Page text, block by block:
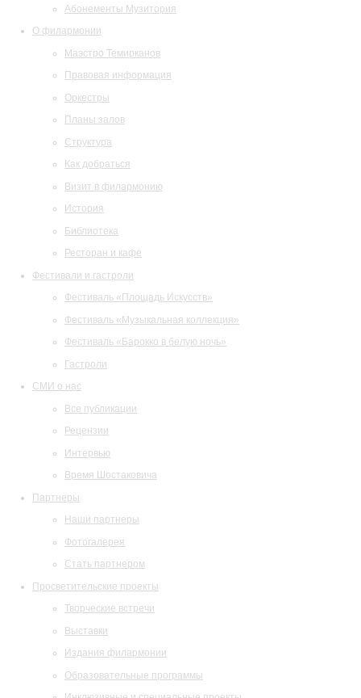
Абонементы Музитория
О филармонии
Маэстро Темирканов
Правовая информация
Оркестры
Планы залов
Структура
Как добраться
Визит в филармонию
История
Библиотека
Ресторан и кафе
Фестивали и гастроли
Фестиваль «Площадь Искусств»
Фестиваль «Музыкальная коллекция»
Фестиваль «Барокко в белую ночь»
Гастроли
СМИ о нас
Все публикации
Рецензии
Интервью
Время Шостаковича
Партнеры
Наши партнеры
Фотогалерея
Стать партнером
Просветительские проекты
Творческие встречи
Выставки
Издания филармонии
Образовательные программы